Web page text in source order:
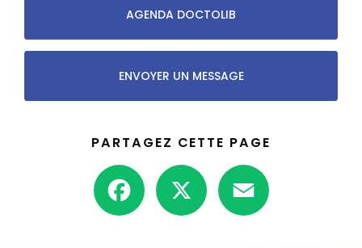
AGENDA DOCTOLIB
ENVOYER UN MESSAGE
PARTAGEZ CETTE PAGE
Facebook